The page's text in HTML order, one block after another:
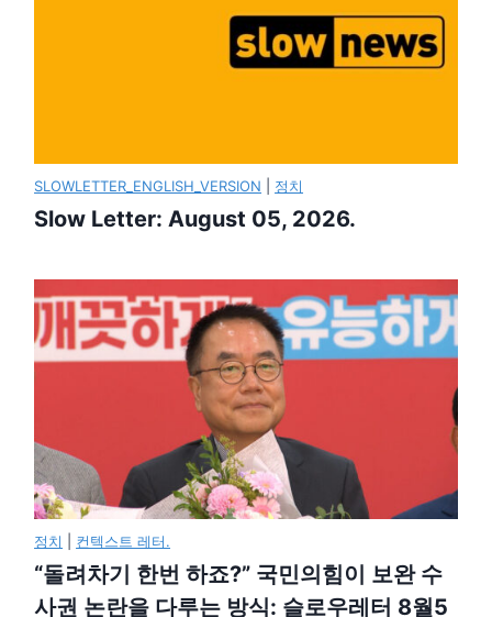
SLOWLETTER_ENGLISH_VERSION 정치
Slow Letter: August 05, 2026.
정치 컨텍스트 레터.
“돌려차기 한번 하죠?” 국민의힘이 보완 수
사권 논란을 다루는 방식: 슬로우레터 8월5